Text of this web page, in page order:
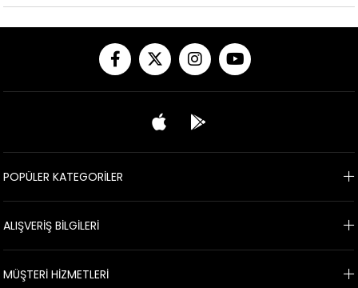
POPÜLER KATEGORİLER
ALIŞVERİŞ BİLGİLERİ
MÜŞTERİ HİZMETLERİ